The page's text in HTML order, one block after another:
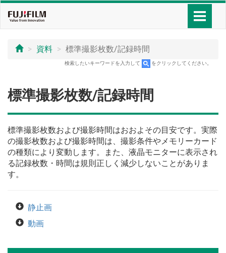
資料 標準撮影枚数/記録時間
検索したいキーワードを入力して をクリックしてください。
標準撮影枚数/記録時間
標準撮影枚数および撮影時間はおおよその目安です。実際
の撮影枚数および撮影時間は、撮影条件やメモリーカード
の種類により変動します。また、液晶モニターに表示され
る記録枚数・時間は規則正しく減少しないことがありま
す。
静止画
動画